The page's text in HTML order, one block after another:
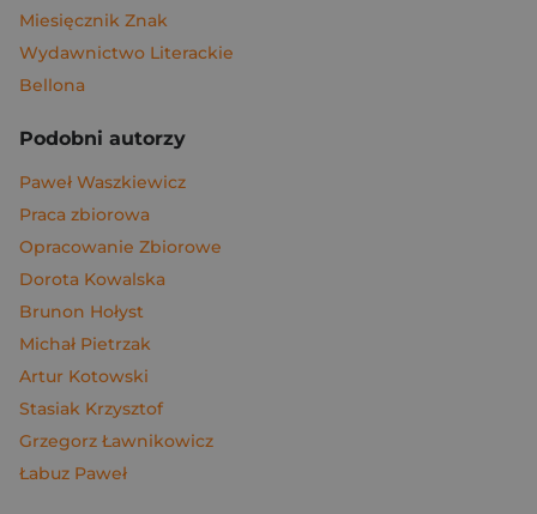
Miesięcznik Znak
Wydawnictwo Literackie
Bellona
Podobni autorzy
Paweł Waszkiewicz
Praca zbiorowa
Opracowanie Zbiorowe
Dorota Kowalska
Brunon Hołyst
Michał Pietrzak
Artur Kotowski
Stasiak Krzysztof
Grzegorz Ławnikowicz
Łabuz Paweł